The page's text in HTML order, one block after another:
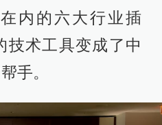
内的六大行业插
技术工具变成了中
手。